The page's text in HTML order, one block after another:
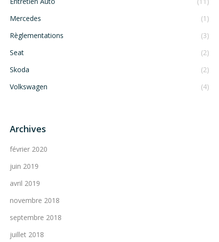
Mercedes
(1)
Règlementations
(3)
Seat
(2)
Skoda
(2)
Volkswagen
(4)
Archives
février 2020
juin 2019
avril 2019
novembre 2018
septembre 2018
juillet 2018